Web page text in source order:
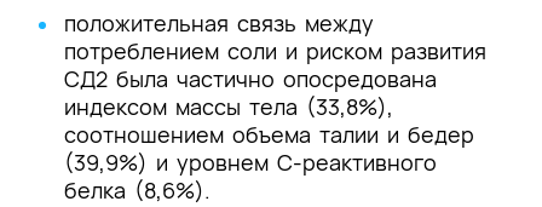
положительная связь между
потреблением соли и риском развития
СД2 была частично опосредована
индексом массы тела (33,8%),
соотношением объема талии и бедер
(39,9%) и уровнем С-реактивного
белка (8,6%).